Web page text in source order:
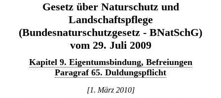
Gesetz über Naturschutz und
Landschaftspflege
(Bundesnaturschutzgesetz - BNatSchG)
vom 29. Juli 2009
Kapitel 9. Eigentumsbindung, Befreiungen
Paragraf 65. Duldungspflicht
[1. März 2010]